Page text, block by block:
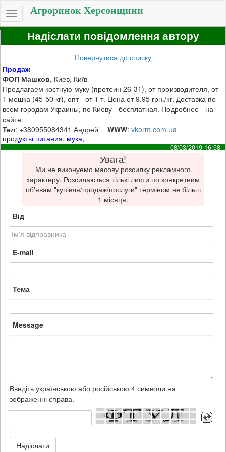
Toggle
navigation
Агроринок Херсонщини
Надіслати повідомлення автору
Повернутися до списку
Продаж
ФОП Машков, Киев, Київ
Предлагаем костную муку (протеин 26-31), от производителя, от
1 мешка (45-50 кг), опт - от 1 т. Цена от 9.95 грн./кг. Доставка по
всем городам Украины; по Киеву - бесплатная. Подробнее - на
сайте.
Тел: +380955084341 Андрей WWW:vkorm.com.ua
продукты питания, мука,
08/03/2019 16:58
Увага!
Ми не виконуемо масову розсилку рекламного
характеру. Розсилаються тількі листи по конкретним
об'явам "купівля/продаж/послуги" терміном не більш
1 місяця.
Від
E-mail
Тема
Message
Введіть українською або російською 4 символи на
зображенні справа.
Надіслати